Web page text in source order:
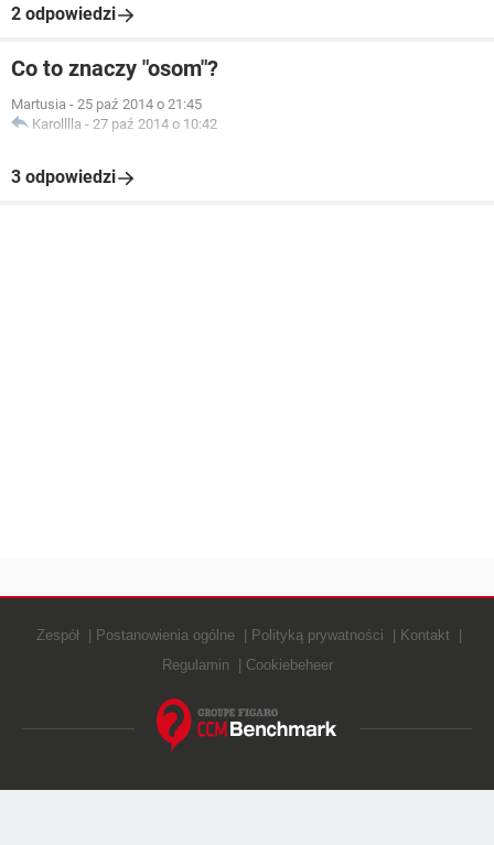
2 odpowiedzi
Co to znaczy "osom"?
Martusia - 25 paź 2014 o 21:45
Karolllla - 27 paź 2014 o 10:42
3 odpowiedzi
Zespół Postanowienia ogólne Polityką prywatności
Kontakt
Regulamin
Cookiebeheer